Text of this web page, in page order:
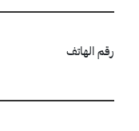
رقم الهاتف